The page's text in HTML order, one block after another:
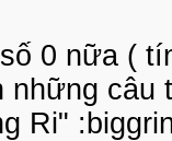
0 nữa (
những
Ri"